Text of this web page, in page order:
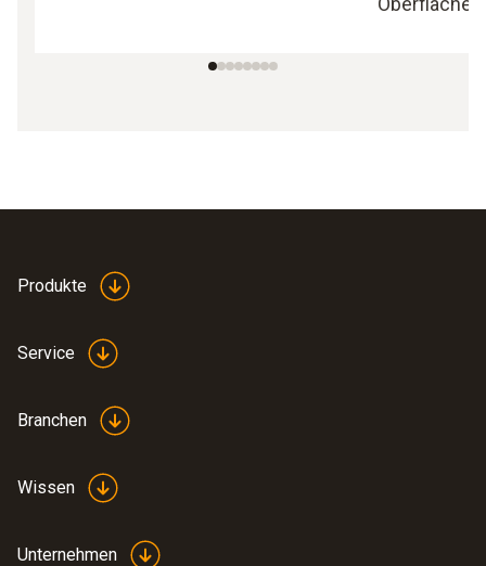
Produkte
Service
Branchen
Wissen
Unternehmen